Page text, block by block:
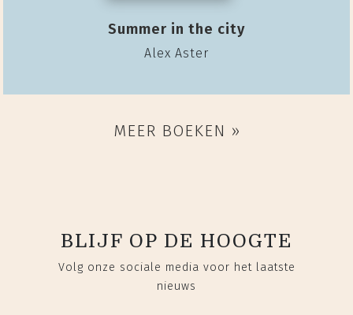
Summer in the city
Alex Aster
MEER BOEKEN »
BLIJF OP DE HOOGTE
Volg onze sociale media voor het laatste
nieuws